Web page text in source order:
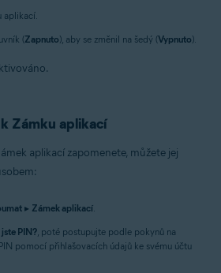
aplikací.
(Zapnuto), aby se změnil na šedý (Vypnuto).
Zámku aplikací
aplikací zapomenete, můžete jej
▸ Zámek aplikací.
PIN?, poté postupujte podle pokynů na
pomocí přihlašovacích údajů ke svému účtu